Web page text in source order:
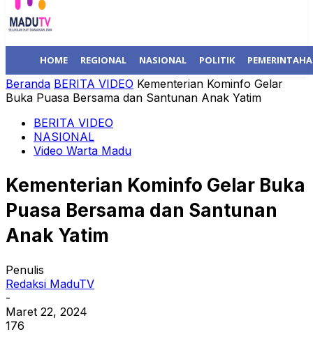
HOME REGIONAL NASIONAL POLITIK
Beranda BERITA VIDEO Kementerian Kominfo Gelar
Buka Puasa Bersama dan Santunan Anak Yatim
BERITA VIDEO
NASIONAL
Video Warta Madu
Kementerian Kominfo Gelar Buka
Puasa Bersama dan Santunan
Anak Yatim
Penulis
Redaksi MaduTV
-
Maret 22, 2024
176